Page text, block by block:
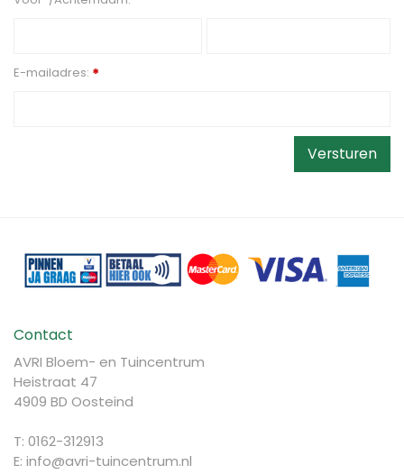
E-mailadres: *
Contact
AVRI Bloem- en Tuincentrum
Heistraat 47
4909 BD Oosteind
T: 0162-312913
E: info@avri-tuincentrum.nl